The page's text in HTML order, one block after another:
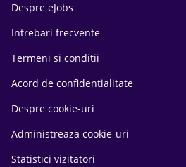
Despre eJobs
Intrebari frecvente
Termeni si conditii
Acord de confidentialitate
Despre cookie-uri
Administreaza cookie-uri
Statistici vizitatori